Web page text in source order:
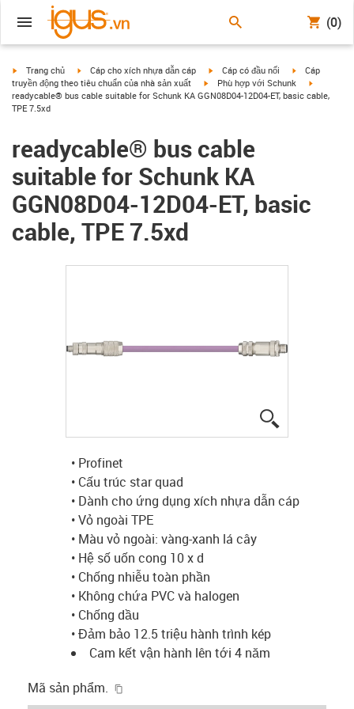
(0)
igus-icon-arrow-right
Trang chủ igus-icon-arrow-right
Cáp cho xích nhựa dẫn cáp igus-icon-arrow-right
Cáp có đầu nối igus-icon-
Cáp
truyền động theo tiêu chuẩn của nhà sản xuất
igus-icon-arrow-right
Phù hợp với Schunk
readycable® bus cable suitable for Schunk KA GGN08D04-12D04-ET, basic cable,
TPE 7.5xd
readycable® bus cable
suitable for Schunk KA
GGN08D04-12D04-ET, basic
cable, TPE 7.5xd
• Profinet
• Cấu trúc star quad
• Dành cho ứng dụng xích nhựa dẫn cáp
• Vỏ ngoài TPE
• Màu vỏ ngoài: vàng-xanh lá cây
• Hệ số uốn cong 10 x d
• Chống nhiễu toàn phần
• Không chứa PVC và halogen
• Chống dầu
• Đảm bảo 12.5 triệu hành trình kép
Cam kết vận hành lên tới 4 năm
Mã sản phẩm.